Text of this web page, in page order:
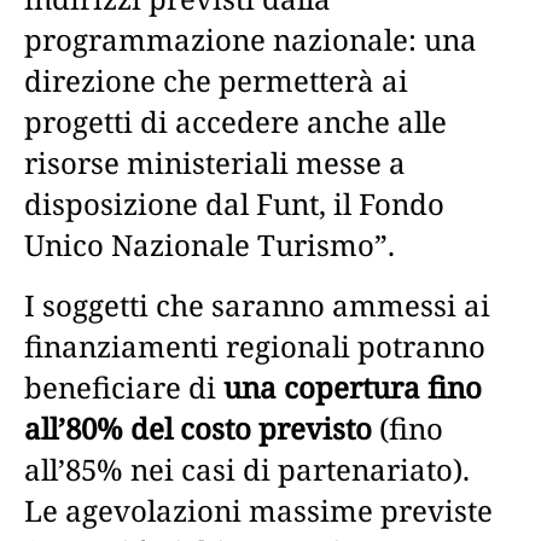
programmazione nazionale: una
direzione che permetterà ai
progetti di accedere anche alle
risorse ministeriali messe a
disposizione dal Funt, il Fondo
Unico Nazionale Turismo”.
I soggetti che saranno ammessi ai
finanziamenti regionali potranno
beneficiare diuna copertura fino
all’80% del costo previsto (fino
all’85% nei casi di partenariato).
Le agevolazioni massime previste